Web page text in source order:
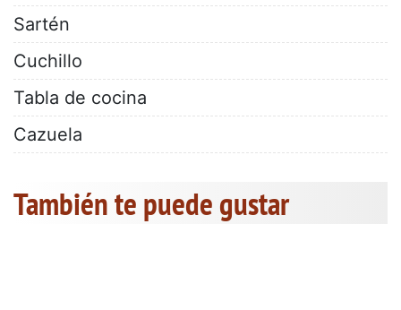
Sartén
Cuchillo
Tabla de cocina
Cazuela
También te puede gustar